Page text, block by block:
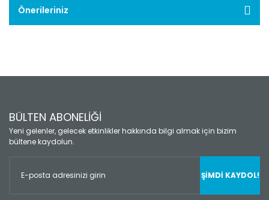
Önerileriniz
BÜLTEN ABONELİĞİ
Yeni gelenler, gelecek etkinlikler hakkında bilgi almak için bizim
bültene kaydolun.
ŞİMDİ KAYDOL!